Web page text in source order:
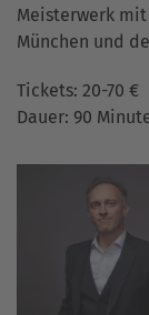
Meisterwerk
München und
Tickets: 20-70 €
Dauer: 90